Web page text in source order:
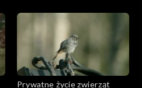
Prywatne życie zwierząt